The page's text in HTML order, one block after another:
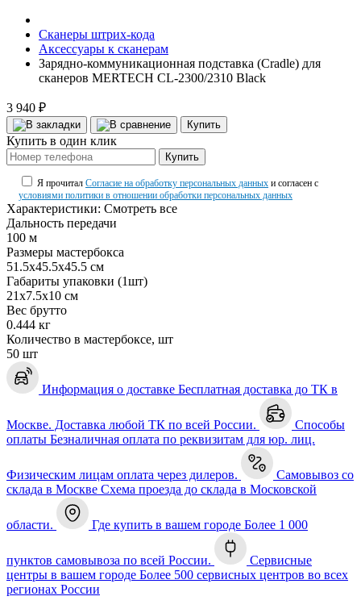
Сканеры штрих-кода
Аксессуары к сканерам
Зарядно-коммуникационная подставка (Cradle) для
сканеров MERTECH CL-2300/2310 Black
3 940 ₽
Купить
Купить в один клик
Купить
Я прочитал Согласие на обработку персональных данных и согласен с
условиями политики в отношении обработки персональных данных
Характеристики: Смотреть все
Дальность передачи
100 м
Размеры мастербокса
51.5х45.5х45.5 см
Габариты упаковки (1шт)
21х7.5х10 см
Вес брутто
0.444 кг
Количество в мастербоксе, шт
50 шт
Информация о доставке Бесплатная доставка до ТК в
Москве. Доставка любой ТК по всей России.
Способы
оплаты Безналичная оплата по реквизитам для юр. лиц.
Физическим лицам оплата через дилеров.
Самовывоз со
склада в Москве Схема проезда до склада в Московской
области. Где купить в вашем городе Более 1 000
пунктов самовывоза по всей России.
Сервисные
центры в вашем городе Более 500 сервисных центров во всех
регионах России